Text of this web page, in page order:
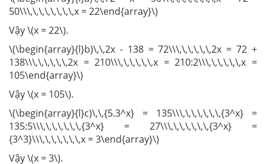
50\\\,\,\,\,\,\,\,\,x = 22\end{array}\)
Vậy \(x = 22\).
\(\begin{array}{l}b)\,\,2x - 138 = 72\\\,\,\,\,\,\,2x = 72 +
138\\\,\,\,\,\,\,2x = 210\\\,\,\,\,\,\,x = 210:2\\\,\,\,\,\,\,x =
105\end{array}\)
Vậy \(x = 105\).
\(\begin{array}{l}c)\,\,{5.3^x} = 135\\\,\,\,\,\,\,\,{3^x} =
135:5\\\,\,\,\,\,\,\,{3^x} = 27\\\,\,\,\,\,\,\,{3^x} =
{3^3}\\\,\,\,\,\,\,\,x = 3\end{array}\)
Vậy \(x = 3\).